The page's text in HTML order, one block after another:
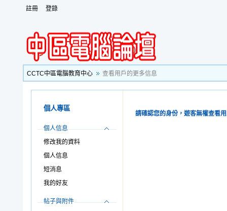
註冊 登錄
CCTC中區電腦教育中心 查看用戶的更多信息
個人專區
個人信息
修改我的資料
個人信息
短消息
我的好友
帖子與附件
請確認您的身份，遊客無權查看